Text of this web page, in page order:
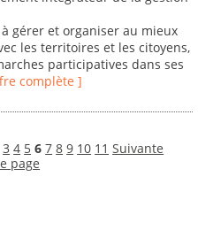
gérer et organiser au mieux
les territoires et les citoyens,
participatives dans ses
complète ]
3 4 5 6 7 8 9 10 11 Suivante
page